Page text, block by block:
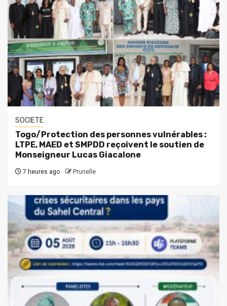
SOCIETE
Togo/Protection des personnes vulnérables :
LTPE, MAED et SMPDD reçoivent le soutien de
Monseigneur Lucas Giacalone
7 heures ago Prunelle